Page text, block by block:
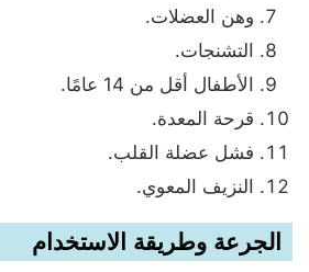
وهن العضلات.
التشنجات.
الأطفال أقل من 14 عامًا.
قرحة المعدة.
فشل عضلة القلب.
النزيف المعوي.
الجرعة وطريقة الاستخدام